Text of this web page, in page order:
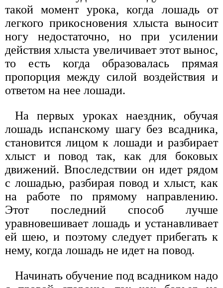
такой момент урока, когда лошадь от
легкого прикосновения хлыста выносит
ногу недостаточно, но при усилении
действия хлыста увеличивает этот вынос,
то есть когда образовалась прямая
пропорция между силой воздействия и
ответом на нее лошади.
На первых уроках наездник, обучая
лошадь испанскому шагу без всадника,
становится лицом к лошади и разбирает
хлыст и повод так, как для боковых
движений. Впоследствии он идет рядом
с лошадью, разбирая повод и хлыст, как
на работе по прямому направлению.
Этот последний способ лучше
уравновешивает лошадь и устанавливает
ей шею, и поэтому следует прибегать к
нему, когда лошадь не идет на повод.
Начинать обучение под всадником надо